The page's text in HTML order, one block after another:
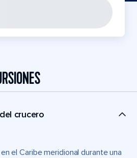
crucero
el Caribe meridional durante una